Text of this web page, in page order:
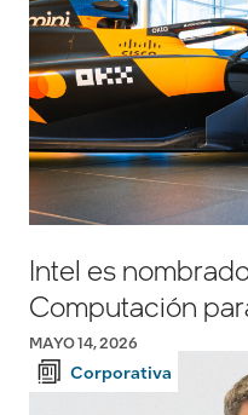
Intel es
Computación
MAYO 14, 2026
Corporativa